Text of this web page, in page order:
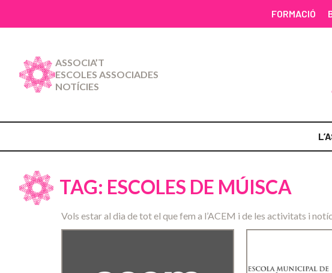
FORMACIÓ
ASSOCIA’T
ESCOLES ASSOCIADES
NOTÍCIES
TAG: ESCOLES DE MÚISCA
Vols estar al dia de tot el que fem a l’ACEM i de les activitats i